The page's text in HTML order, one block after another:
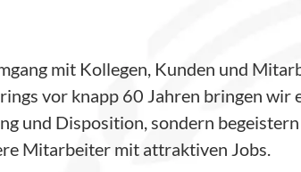
mit Kollegen, Kunden und
vor knapp 60 Jahren bringen
und Disposition, sondern
Mitarbeiter mit attraktiven Jobs.